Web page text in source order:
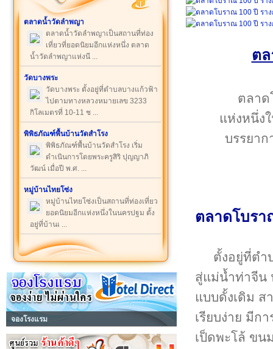
ตลาดน้ำวัดลำพญา
ตลาดน้ำวัดลำพญาเป็นสถานที่ท่อง
เที่ยวที่ยอดนิยมอีกแห่งหนึ่ง ตลาด
น้ำวัดลำพญาแห่งนี ...
วัดบางพระ
วัดบางพระ ตั้งอยู่ที่ตำบลบางแก้วฟ้า
ไปตามทางหลวงหมายเลข 3233
กิโลเมตรที่ 10-11 ช ...
พิพิธภัณฑ์พื้นบ้านวัดสำโรง
พิพิธภัณฑ์พื้นบ้านวัดสำโรง เริ่ม
ดำเนินการโดยพระครูสิริ ปุญญาภิ
วัฒน์ เมื่อปี พ.ศ. ...
หมู่บ้านไทยโซ่ง
หมู่บ้านไทยโซ่งเป็นสถานที่ท่องเที่ยว
ยอดนิยมอีกแห่งหนึ่งในนครปฐม ตั้ง
อยู่ที่บ้านเ ...
จองโรงแรม
ต
ตลาด
แห่งหนึ่ง
บรรยา
ตลาดโบรา
ตั้งอยู่ที่ตำ
สู่แม่น้ำท่าจีน
แบบดั้งเดิม ส
เรียบง่าย มีก
เป็ดพะโล้ ข